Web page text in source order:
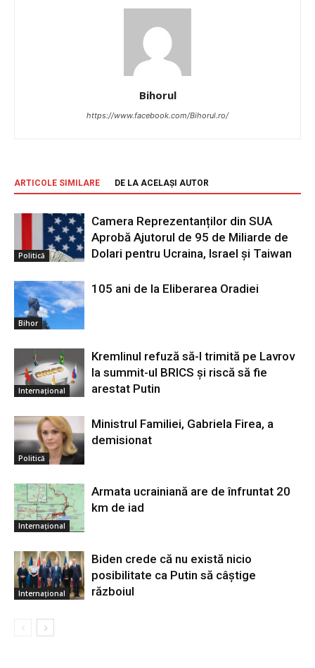
Bihorul
https://www.facebook.com/Bihorul.ro/
ARTICOLE SIMILARE DE LA ACELAȘI AUTOR
Politică
Camera Reprezentanților din SUA
Aprobă Ajutorul de 95 de Miliarde de
Dolari pentru Ucraina, Israel și Taiwan
Bihor
105 ani de la Eliberarea Oradiei
Internațional
Kremlinul refuză să-l trimită pe Lavrov
la summit-ul BRICS și riscă să fie
arestat Putin
Politică
Ministrul Familiei, Gabriela Firea, a
demisionat
Internațional
Armata ucrainiană are de înfruntat 20
km de iad
Internațional
Biden crede că nu există nicio
posibilitate ca Putin să câştige
războiul